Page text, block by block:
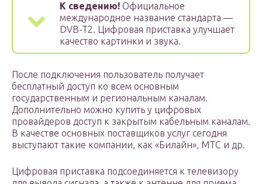
К сведению! Официальное
международное название стандарта —
DVB-T2. Цифровая приставка улучшает
качество картинки и звука.
После подключения пользователь получает
бесплатный доступ ко всем основным
государственным и региональным каналам.
Дополнительно можно купить у цифровых
провайдеров доступ к закрытым кабельным каналам.
В качестве основных поставщиков услуг сегодня
выступают такие компании, как «Билайн», МТС и др.
Цифровая приставка подсоединяется к телевизору